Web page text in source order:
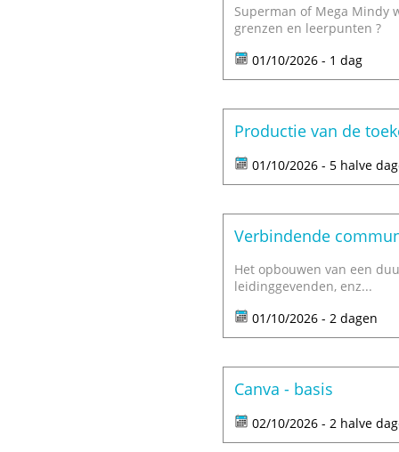
Superman of Mega Mindy
grenzen en leerpunten ?
01/10/2026 - 1 dag
Productie van de
01/10/2026 - 5 halve
Verbindende
Het opbouwen van een
leidinggevenden, enz...
01/10/2026 - 2 dagen
Canva - basis
02/10/2026 - 2 halve